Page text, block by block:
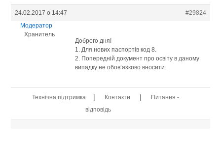
24.02.2017 о 14:47
#29824
Модератор
Хранитель
Доброго дня!
1. Для нових паспортів код 8.
2. Попередній документ про освіту в даному
випадку не обов’язково вносити.
Технічна підтримка | Контакти |
Питання -
відповідь